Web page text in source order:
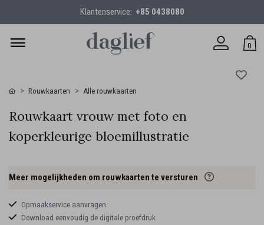
Klantenservice: +85 0438080
0
Rouwkaarten Alle rouwkaarten
Rouwkaart vrouw met foto en
koperkleurige bloemillustratie
Meer mogelijkheden om rouwkaarten te versturen
Opmaakservice aanvragen
Download eenvoudig de digitale proefdruk